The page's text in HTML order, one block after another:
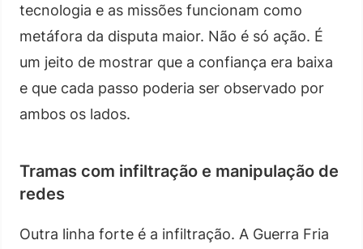
tecnologia e as missões funcionam como
metáfora da disputa maior. Não é só ação. É
um jeito de mostrar que a confiança era baixa
e que cada passo poderia ser observado por
ambos os lados.
Tramas com infiltração e manipulação de
redes
Outra linha forte é a infiltração. A Guerra Fria